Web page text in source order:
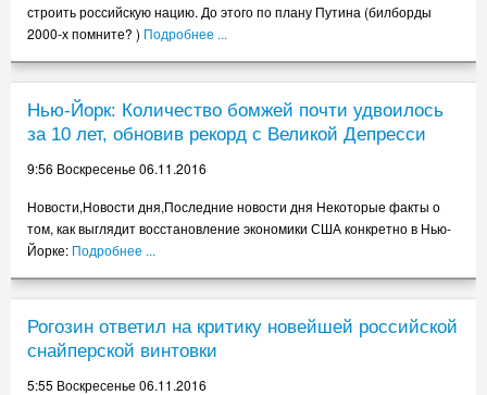
строить российскую нацию. До этого по плану Путина (билборды
2000-х помните? ) Подробнее ...
Нью-Йорк: Количество бомжей почти удвоилось
за 10 лет, обновив рекорд с Великой Депресси
9:56 Воскресенье 06.11.2016
Новости,Новости дня,Последние новости дня Некоторые факты о
том, как выглядит восстановление экономики США конкретно в Нью-
Йорке: Подробнее ...
Рогозин ответил на критику новейшей российской
снайперской винтовки
5:55 Воскресенье 06.11.2016